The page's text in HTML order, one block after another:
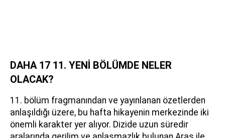
DAHA 17 11. YENİ BÖLÜMDE NELER
OLACAK?
11. bölüm fragmanından ve yayınlanan özetlerden
anlaşıldığı üzere, bu hafta hikayenin merkezinde iki
önemli karakter yer alıyor. Dizide uzun süredir